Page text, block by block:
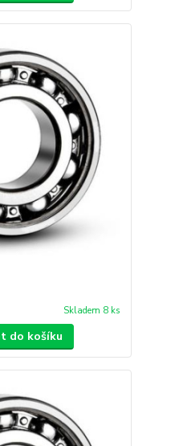
Skladem 8 ks
do košíku